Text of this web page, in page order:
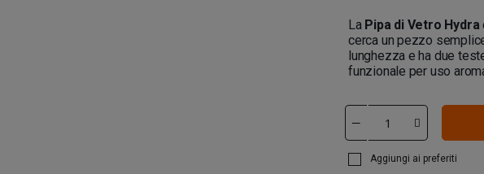
La Pipa di Vetro Hydra
cerca un pezzo
lunghezza e ha due
funzionale per uso
Aggiungi ai preferiti